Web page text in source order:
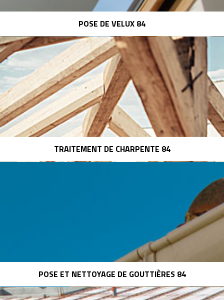
POSE DE VELUX 84
TRAITEMENT DE CHARPENTE 84
POSE ET NETTOYAGE DE GOUTTIÈRES 84